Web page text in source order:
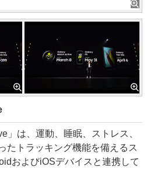
は、運動、睡眠、ストレス、
たトラッキング機能を備えるス
およびiOSデバイスと連携して